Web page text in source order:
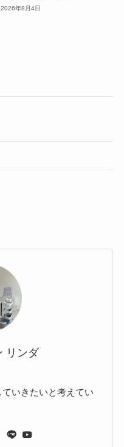
2026年8月4日
リンダ
いきたいと考えてい